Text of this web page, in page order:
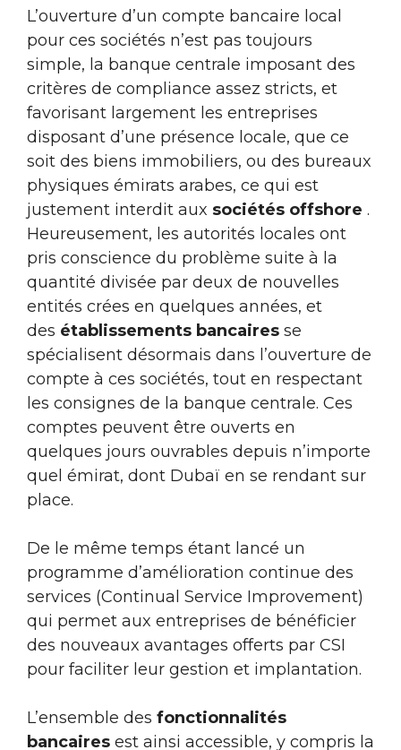
L’ouverture d’un compte bancaire local
pour ces sociétés n’est pas toujours
simple, la banque centrale imposant des
critères de compliance assez stricts, et
favorisant largement les entreprises
disposant d’une présence locale, que ce
soit des biens immobiliers, ou des bureaux
physiques émirats arabes, ce qui est
justement interdit aux sociétés offshore .
Heureusement, les autorités locales ont
pris conscience du problème suite à la
quantité divisée par deux de nouvelles
entités crées en quelques années, et
des établissements bancaires se
spécialisent désormais dans l’ouverture de
compte à ces sociétés, tout en respectant
les consignes de la banque centrale. Ces
comptes peuvent être ouverts en
quelques jours ouvrables depuis n’importe
quel émirat, dont Dubaï en se rendant sur
place.
De le même temps étant lancé un
programme d’amélioration continue des
services (Continual Service Improvement)
qui permet aux entreprises de bénéficier
des nouveaux avantages offerts par CSI
pour faciliter leur gestion et implantation.
L’ensemble des fonctionnalités
bancaires est ainsi accessible, y compris la